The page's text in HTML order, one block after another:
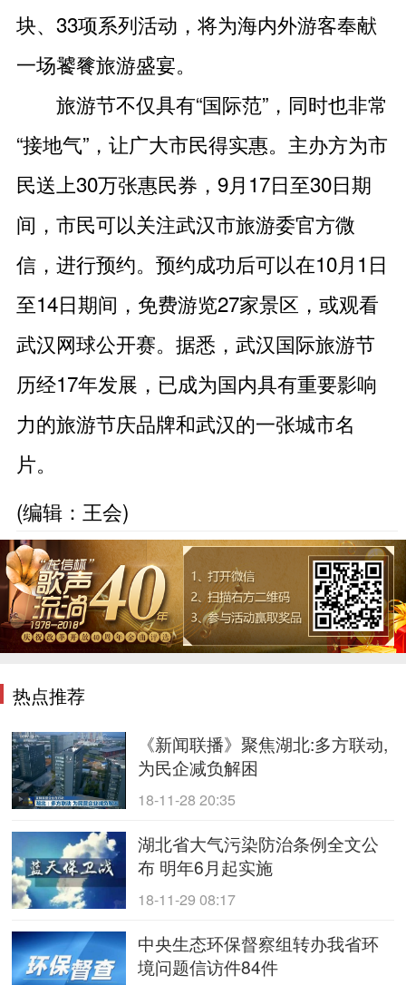
块、33项系列活动，将为海内外游客奉献
一场饕餮旅游盛宴。
旅游节不仅具有“国际范”，同时也非常
“接地气”，让广大市民得实惠。主办方为市
民送上30万张惠民券，9月17日至30日期
间，市民可以关注武汉市旅游委官方微
信，进行预约。预约成功后可以在10月1日
至14日期间，免费游览27家景区，或观看
武汉网球公开赛。据悉，武汉国际旅游节
历经17年发展，已成为国内具有重要影响
力的旅游节庆品牌和武汉的一张城市名
片。
(编辑：王会)
热点推荐
《新闻联播》聚焦湖北:多方联动,
为民企减负解困
18-11-28 20:35
湖北省大气污染防治条例全文公
布 明年6月起实施
18-11-29 08:17
中央生态环保督察组转办我省环
境问题信访件84件